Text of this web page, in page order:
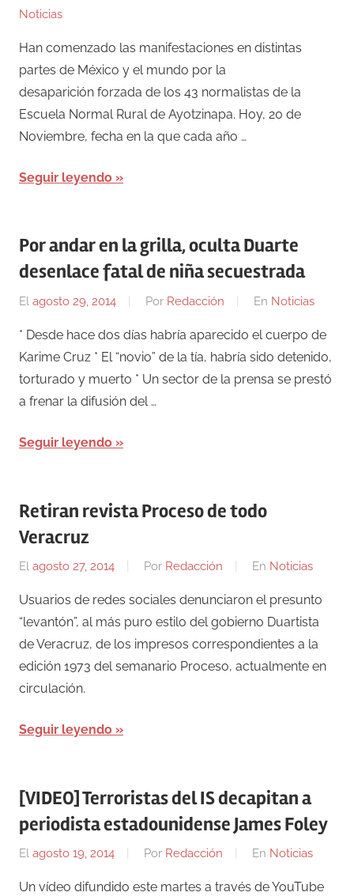
Noticias
Han comenzado las manifestaciones en distintas
partes de México y el mundo por la
desaparición forzada de los 43 normalistas de la
Escuela Normal Rural de Ayotzinapa. Hoy, 20 de
Noviembre, fecha en la que cada año …
Seguir leyendo
Por andar en la grilla, oculta Duarte
desenlace fatal de niña secuestrada
El agosto 29, 2014 Por Redacción En Noticias
* Desde hace dos días habría aparecido el cuerpo de
Karime Cruz * El “novio” de la tía, habría sido detenido,
torturado y muerto * Un sector de la prensa se prestó
a frenar la difusión del …
Seguir leyendo
Retiran revista Proceso de todo
Veracruz
El agosto 27, 2014 Por Redacción En Noticias
Usuarios de redes sociales denunciaron el presunto
“levantón”, al más puro estilo del gobierno Duartista
de Veracruz, de los impresos correspondientes a la
edición 1973 del semanario Proceso, actualmente en
circulación.
Seguir leyendo
[VIDEO] Terroristas del IS decapitan a
periodista estadounidense James Foley
El agosto 19, 2014 Por Redacción En Noticias
Un vídeo difundido este martes a través de YouTube